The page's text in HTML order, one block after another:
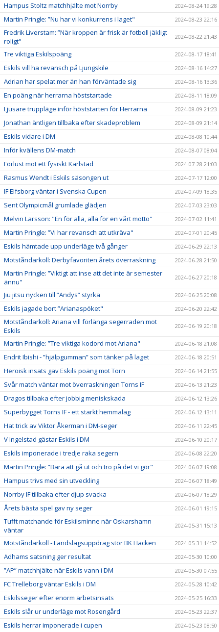
Hampus Stoltz matchhjälte mot Norrby 2024-08-24 19:28
Martin Pringle: ”Nu har vi konkurrens i laget" 2024-08-23 22:16
Fredrik Liverstam: ”När kroppen är frisk är fotboll jäkligt
roligt"
2024-08-22 21:43
Tre viktiga Eskilspoäng 2024-08-17 18:41
Eskils vill ha revansch på Ljungskile 2024-08-16 14:27
Adrian har spelat mer än han förväntade sig 2024-08-16 13:36
En poäng när herrarna höststartade 2024-08-11 18:09
Ljusare truppläge inför höststarten för Herrarna 2024-08-09 21:23
Jonathan äntligen tillbaka efter skadeproblem 2024-08-09 21:14
Eskils vidare i DM 2024-08-08 10:44
Inför kvällens DM-match 2024-08-07 08:04
Förlust mot ett fysiskt Karlstad 2024-07-28 21:03
Rasmus Wendt i Eskils säsongen ut 2024-07-17 12:00
IF Elfsborg väntar i Svenska Cupen 2024-07-09 18:35
Sent Olympicmål grumlade glädjen 2024-07-03 23:03
Melvin Larsson: "En för alla, alla för en vårt motto" 2024-07-02 11:41
Martin Pringle: ”Vi har revansch att utkräva" 2024-07-01 20:45
Eskils hämtade upp underläge två gånger 2024-06-29 22:13
Motståndarkoll: Derbyfavoriten årets överraskning 2024-06-28 21:50
Martin Pringle: ”Viktigt att inse att det inte är semester
ännu"
2024-06-27 20:18
Jiu jitsu nycken till ”Andys” styrka 2024-06-25 20:08
Eskils jagade bort ”Arianaspöket" 2024-06-20 22:42
Motståndarkoll: Ariana vill förlänga segerraden mot
Eskils
2024-06-19 20:18
Martin Pringle: ”Tre viktiga kodord mot Ariana" 2024-06-18 21:08
Endrit Ibishi - ”hjälpgumman” som tänker på laget 2024-06-18 20:51
Heroisk insats gav Eskils poäng mot Torn 2024-06-14 21:55
Svår match väntar mot överraskningen Torns IF 2024-06-13 21:23
Dragos tillbaka efter jobbig meniskskada 2024-06-12 13:26
Superbygget Torns IF - ett starkt hemmalag 2024-06-12 13:11
Hat trick av Viktor Åkerman i DM-seger 2024-06-11 22:45
V Ingelstad gästar Eskils i DM 2024-06-10 20:17
Eskils imponerade i tredje raka segern 2024-06-08 22:20
Martin Pringle: ”Bara att gå ut och tro på det vi gör" 2024-06-07 19:08
Hampus trivs med sin utveckling 2024-06-07 18:49
Norrby IF tillbaka efter djup svacka 2024-06-07 18:29
Årets bästa spel gav ny seger 2024-06-01 19:15
Tufft matchande för Eskilsminne när Oskarshamn
väntar
2024-05-31 15:13
Motståndarkoll - Landslagsuppdrag stör BK Häcken 2024-05-31 14:52
Adhams satsning ger resultat 2024-05-30 10:00
”AP” matchhjälte när Eskils vann i DM 2024-05-30 07:55
FC Trelleborg väntar Eskils i DM 2024-05-28 10:42
Eskilsseger efter enorm arbetsinsats 2024-05-25 16:33
Eskils slår ur underläge mot Rosengård 2024-05-23 22:37
Eskils herrar imponerade i cupen 2024-05-23 08:50